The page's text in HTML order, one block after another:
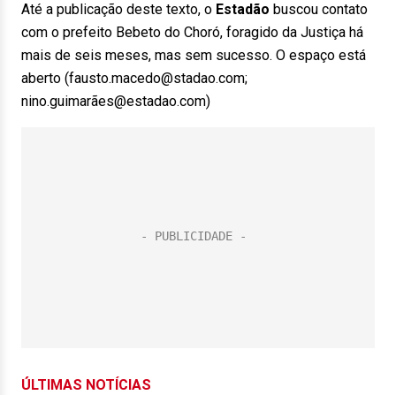
Até a publicação deste texto, o Estadão buscou contato
com o prefeito Bebeto do Choró, foragido da Justiça há
mais de seis meses, mas sem sucesso. O espaço está
aberto (fausto.macedo@stadao.com;
nino.guimarães@estadao.com)